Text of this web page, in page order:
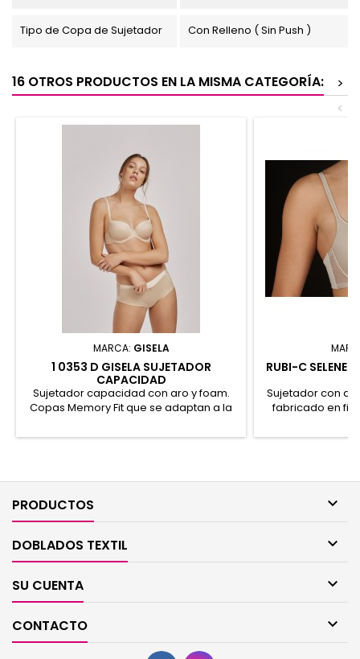
Tipo de Copa de Sujetador Con Relleno ( Sin Push )
16 OTROS PRODUCTOS EN LA MISMA CATEGORÍA:
>
<
MARCA: GISELA
1 0353 D GISELA SUJETADOR
CAPACIDAD
Sujetador capacidad con aro y foam.
Copas Memory Fit que se adaptan a la
centro de pecho cruzado que estiliza la
Espalda anatómica para una mayor
RUBI-C SELENE
Sujetador con
fabricado en
10% Elastano
PRODUCTOS 
DOBLADOS TEXTIL 
SU CUENTA 
CONTACTO 